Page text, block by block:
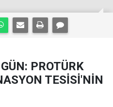
PROTÜRK
TESİSİ'NİN